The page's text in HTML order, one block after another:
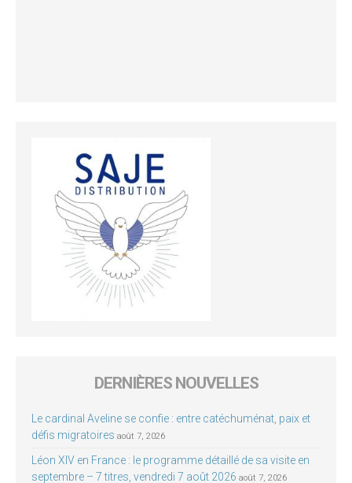
DERNIÈRES NOUVELLES
Le cardinal Aveline se confie : entre catéchuménat, paix et
défis migratoires août 7, 2026
Léon XIV en France : le programme détaillé de sa visite en
septembre – 7 titres, vendredi 7 août 2026 août 7, 2026